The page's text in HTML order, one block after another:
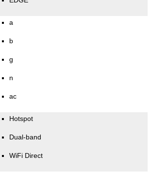
a
b
g
n
ac
Hotspot
Dual-band
WiFi Direct